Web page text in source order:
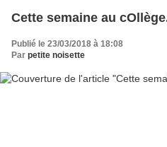
Cette semaine au
Publié le 23/03/2018 à 18:08
Par petite noisette